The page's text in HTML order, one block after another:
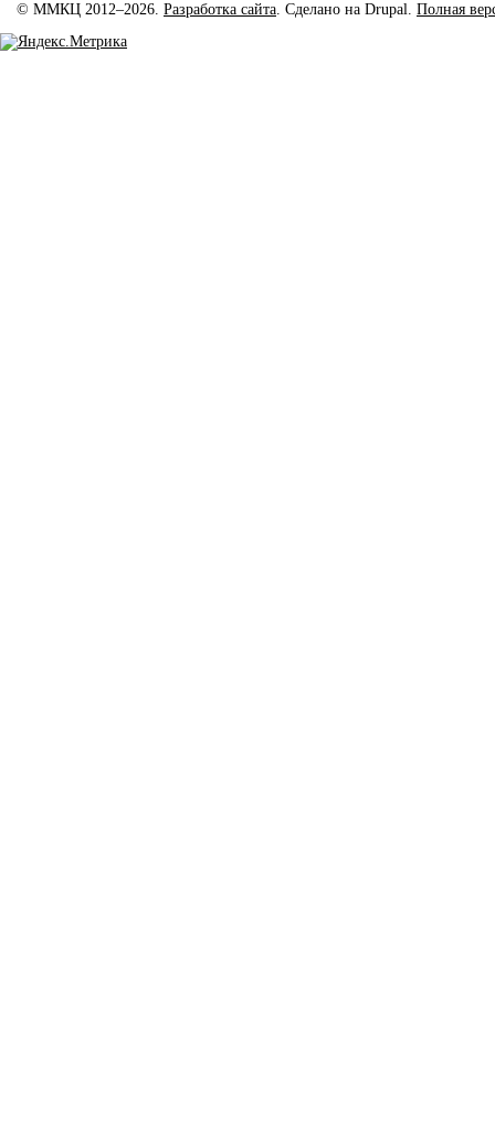
© ММКЦ 2012–2026. Разработка сайта. Сделано на Drupal. Полная